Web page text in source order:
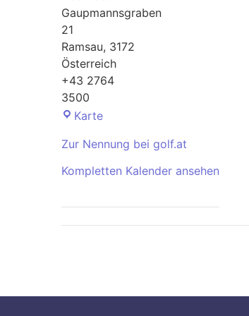
Gaupmannsgraben
21
Ramsau, 3172
Österreich
+43 2764
3500
KarteGC
Zur Nennung bei golf.at
Kompletten Kalender ansehen